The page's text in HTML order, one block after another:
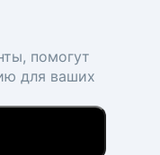
помогут
для ваших